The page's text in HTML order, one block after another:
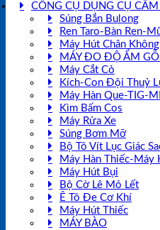
CÔNG CỤ DỤNG CỤ CẦM
Súng Bắn Bulong
Ren Taro-Bàn Ren-
Máy Hút Chân Không
MÁY ĐO ĐỘ ẨM GỖ
Máy Cắt Cỏ
Kích-Con Đội Thuỷ
Máy Hàn Que-TIG-
Kìm Bấm Cos
Máy Rửa Xe
Súng Bơm Mỡ
Bộ Tô Vít Lục Giác
Máy Hàn Thiếc-Máy
Máy Hút Bụi
Bộ Cờ Lê Mỏ Lết
Ê Tô Đe Cơ Khí
Máy Hút Thiếc
MÁY BÀO